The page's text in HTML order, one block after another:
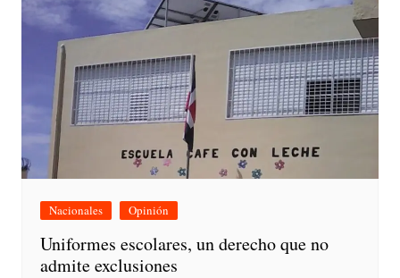
Nacionales Opinión
Uniformes escolares, un derecho que no
admite exclusiones